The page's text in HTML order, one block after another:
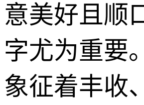
意美好且顺
字尤为重要
象征着丰收